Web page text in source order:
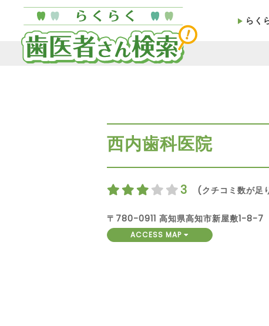
らく
西内歯科医院
3 (クチコミ数が足
〒780-0911 高知県高知市新屋敷1-8-7
ACCESS MAP